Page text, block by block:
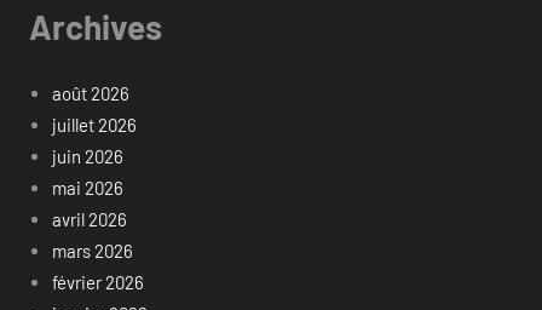
Archives
août 2026
juillet 2026
juin 2026
mai 2026
avril 2026
mars 2026
février 2026